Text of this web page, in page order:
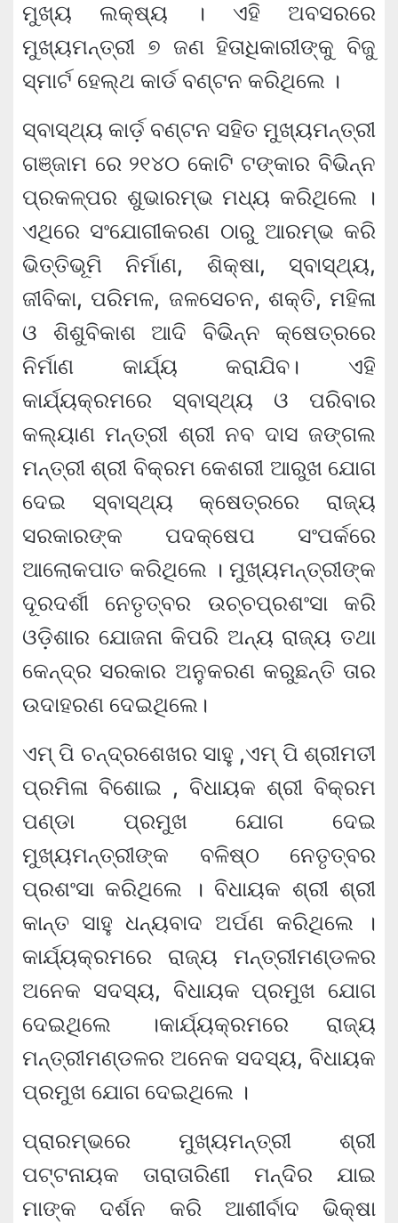
ମୁଖ୍ୟ ଲକ୍ଷ୍ୟ । ଏହି ଅବସରରେ
ମୁଖ୍ୟମନ୍ତ୍ରୀ ୭ ଜଣ ହିତାଧିକାରୀଙ୍କୁ ବିଜୁ
ସ୍ମାର୍ଟ ହେଲ୍‌ଥ କାର୍ଡ ବଣ୍ଟନ କରିଥିଲେ ।
ସ୍ବାସ୍ଥ୍ୟ କାର୍ଡ଼ ବଣ୍ଟନ ସହିତ ମୁଖ୍ୟମନ୍ତ୍ରୀ
ଗଞ୍ଜାମ ରେ ୨୧୪୦ କୋଟି ଟଙ୍କାର ବିଭିନ୍ନ
ପ୍ରକଳ୍ପର ଶୁଭାରମ୍ଭ ମଧ୍ୟ କରିଥିଲେ ।
ଏଥିରେ ସଂଯୋଗୀକରଣ ଠାରୁ ଆରମ୍ଭ କରି
ଭିତ୍ତିଭୂମି ନିର୍ମାଣ, ଶିକ୍ଷା, ସ୍ବାସ୍ଥ୍ୟ,
ଜୀବିକା, ପରିମଳ, ଜଳସେଚନ, ଶକ୍ତି, ମହିଳା
ଓ ଶିଶୁବିକାଶ ଆଦି ବିଭିନ୍ନ କ୍ଷେତ୍ରରେ
ନିର୍ମାଣ କାର୍ଯ୍ୟ କରାଯିବ। ଏହି
କାର୍ଯ୍ୟକ୍ରମରେ ସ୍ବାସ୍ଥ୍ୟ ଓ ପରିବାର
କଲ୍ୟାଣ ମନ୍ତ୍ରୀ ଶ୍ରୀ ନବ ଦାସ ଜଙ୍ଗଲ
ମନ୍ତ୍ରୀ ଶ୍ରୀ ବିକ୍ରମ କେଶରୀ ଆରୁଖ ଯୋଗ
ଦେଇ ସ୍ବାସ୍ଥ୍ୟ କ୍ଷେତ୍ରରେ ରାଜ୍ୟ
ସରକାରଙ୍କ ପଦକ୍ଷେପ ସଂପର୍କରେ
ଆଲୋକପାତ କରିଥିଲେ । ମୁଖ୍ୟମନ୍ତ୍ରୀଙ୍କ
ଦୂରଦର୍ଶୀ ନେତୃତ୍ବର ଉଚ୍ଚପ୍ରଶଂସା କରି
ଓଡ଼ିଶାର ଯୋଜନା କିପରି ଅନ୍ୟ ରାଜ୍ୟ ତଥା
କେନ୍ଦ୍ର ସରକାର ଅନୁକରଣ କରୁଛନ୍ତି ତାର
ଉଦାହରଣ ଦେଇଥିଲେ।
ଏମ୍ ପି ଚନ୍ଦ୍ରଶେଖର ସାହୁ ,ଏମ୍ ପି ଶ୍ରୀମତୀ
ପ୍ରମିଳା ବିଶୋଇ , ବିଧାୟକ ଶ୍ରୀ ବିକ୍ରମ
ପଣ୍ଡା ପ୍ରମୁଖ ଯୋଗ ଦେଇ
ମୁଖ୍ୟମନ୍ତ୍ରୀଙ୍କ ବଳିଷ୍ଠ ନେତୃତ୍ବର
ପ୍ରଶଂସା କରିଥିଲେ । ବିଧାୟକ ଶ୍ରୀ ଶ୍ରୀ
କାନ୍ତ ସାହୁ ଧନ୍ୟବାଦ ଅର୍ପଣ କରିଥିଲେ ।
କାର୍ଯ୍ୟକ୍ରମରେ ରାଜ୍ୟ ମନ୍ତ୍ରୀମଣ୍ଡଳର
ଅନେକ ସଦସ୍ୟ, ବିଧାୟକ ପ୍ରମୁଖ ଯୋଗ
ଦେଇଥିଲେ ।କାର୍ଯ୍ୟକ୍ରମରେ ରାଜ୍ୟ
ମନ୍ତ୍ରୀମଣ୍ଡଳର ଅନେକ ସଦସ୍ୟ, ବିଧାୟକ
ପ୍ରମୁଖ ଯୋଗ ଦେଇଥିଲେ ।
ପ୍ରାରମ୍ଭରେ ମୁଖ୍ୟମନ୍ତ୍ରୀ ଶ୍ରୀ
ପଟ୍ଟନାୟକ ତାରାତାରିଣୀ ମନ୍ଦିର ଯାଇ
ମାଙ୍କ ଦର୍ଶନ କରି ଆଶୀର୍ବାଦ ଭିକ୍ଷା